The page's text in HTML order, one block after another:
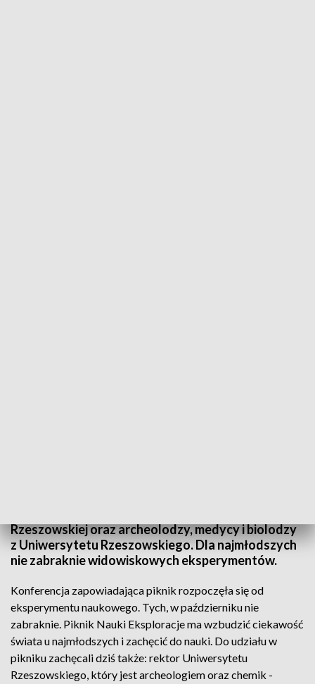
Rzeszowskiej oraz archeolodzy, medycy i biolodzy
z Uniwersytetu Rzeszowskiego. Dla najmłodszych
nie zabraknie widowiskowych eksperymentów.
Konferencja zapowiadająca piknik rozpoczęła się od
eksperymentu naukowego. Tych, w październiku nie
zabraknie. Piknik Nauki Eksploracje ma wzbudzić ciekawość
świata u najmłodszych i zachęcić do nauki. Do udziału w
pikniku zachęcali dziś także: rektor Uniwersytetu
Rzeszowskiego, który jest archeologiem oraz chemik -